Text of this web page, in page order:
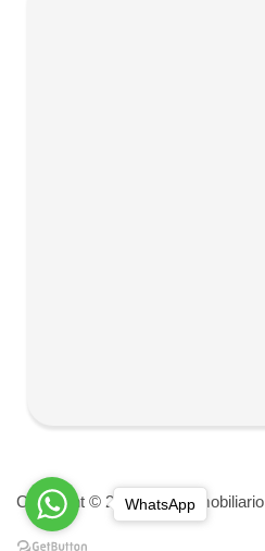
Copyright © 2026 Pixel Inmobiliario
WhatsApp